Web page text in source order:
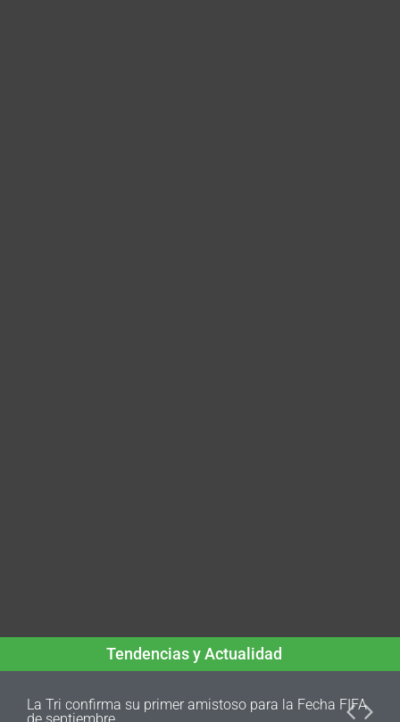
Tendencias y Actualidad
La Tri confirma su primer amistoso para la Fecha FIFA